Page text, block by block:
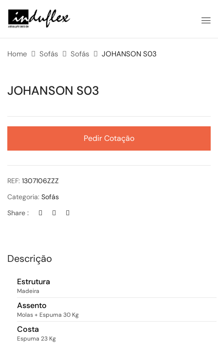
Home Sofás Sofás JOHANSON S03
JOHANSON S03
Pedir Cotação
REF: 1307106ZZZ
Categoria: Sofás
Share :
Descrição
Estrutura
Madeira
Assento
Molas + Espuma 30 Kg
Costa
Espuma 23 Kg